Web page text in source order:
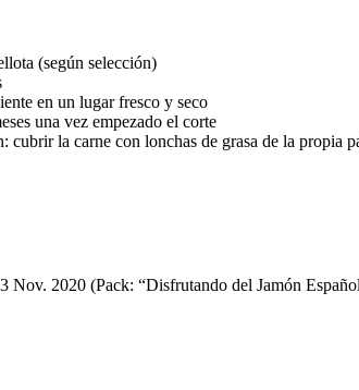
(según selección)
en un lugar fresco y seco
una vez empezado el corte
cubrir la carne con lonchas de grasa de la propia
Nov. 2020 (Pack: “Disfrutando del Jamón